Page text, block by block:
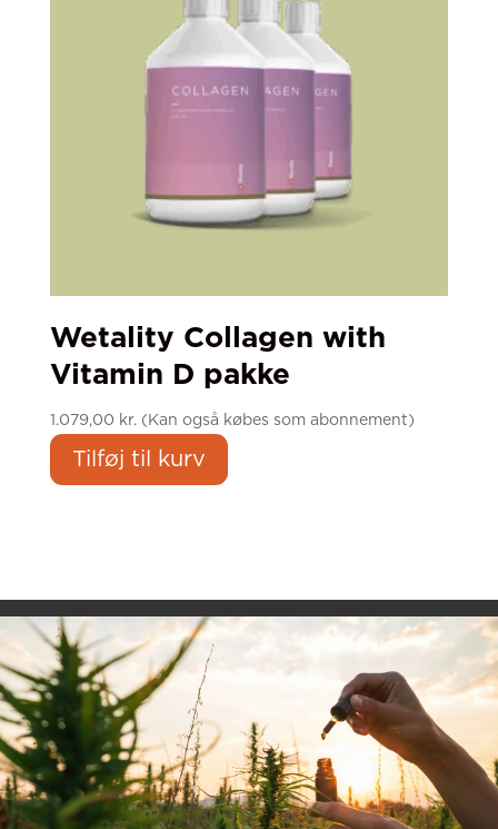
Wetality Collagen with
Vitamin D pakke
1.079,00 kr.(Kan også købes som abonnement)
Tilføj til kurv